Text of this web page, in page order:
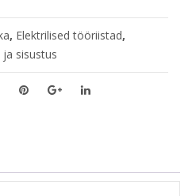
, Elektrilised tööriistad,
ja sisustus